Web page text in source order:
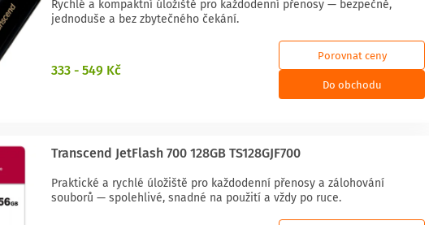
Rychlé a kompaktní úložiště pro každodenní přenosy — bezpečně,
jednoduše a bez zbytečného čekání.
333 - 549 Kč
Porovnat ceny
Do obchodu
Transcend JetFlash 700 128GB TS128GJF700
Praktické a rychlé úložiště pro každodenní přenosy a zálohování
souborů — spolehlivé, snadné na použití a vždy po ruce.